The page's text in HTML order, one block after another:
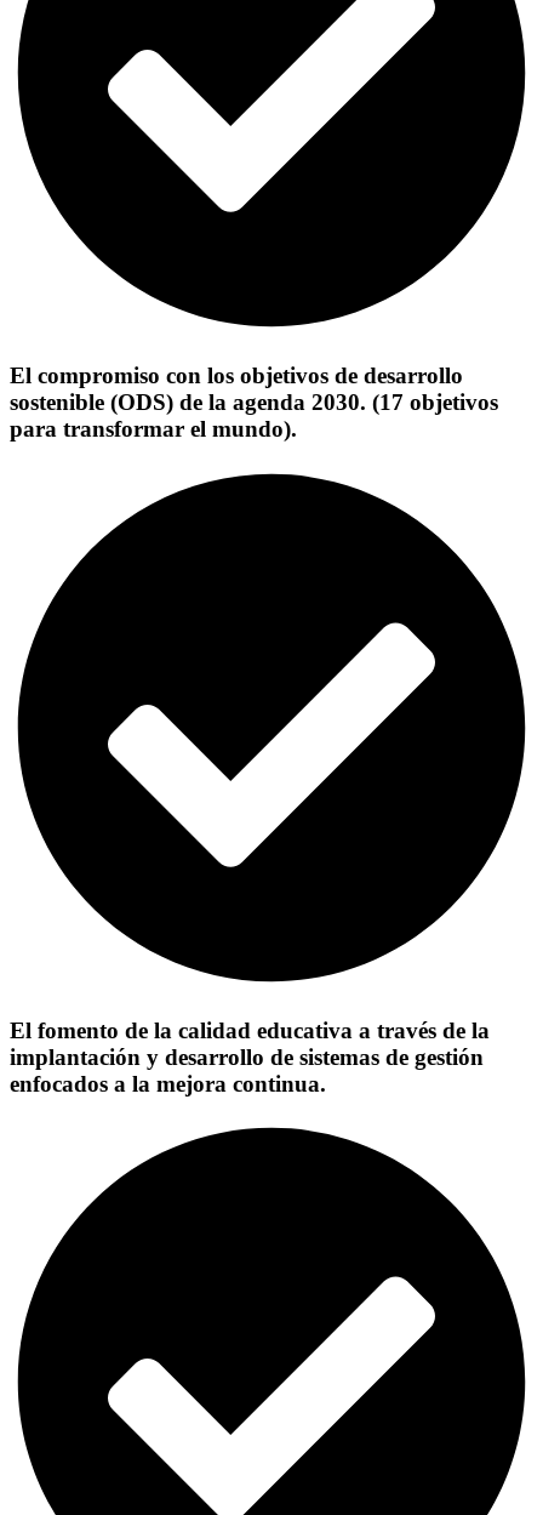
El compromiso con los objetivos de desarrollo
sostenible (ODS) de la agenda 2030. (17 objetivos
para transformar el mundo).
El fomento de la calidad educativa a través de la
implantación y desarrollo de sistemas de gestión
enfocados a la mejora continua.